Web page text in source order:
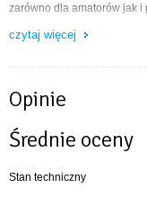
zarówno dla amatorów jak i
radio, TV
lodówka
pełne ubezpieczenie
WC morskie
czytaj więcej
Opinie
Średnie oceny
Stan techniczny